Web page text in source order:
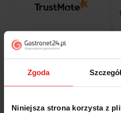
Zgoda
Niniejsza strona korzysta z
1
Jak zbieramy opinie?